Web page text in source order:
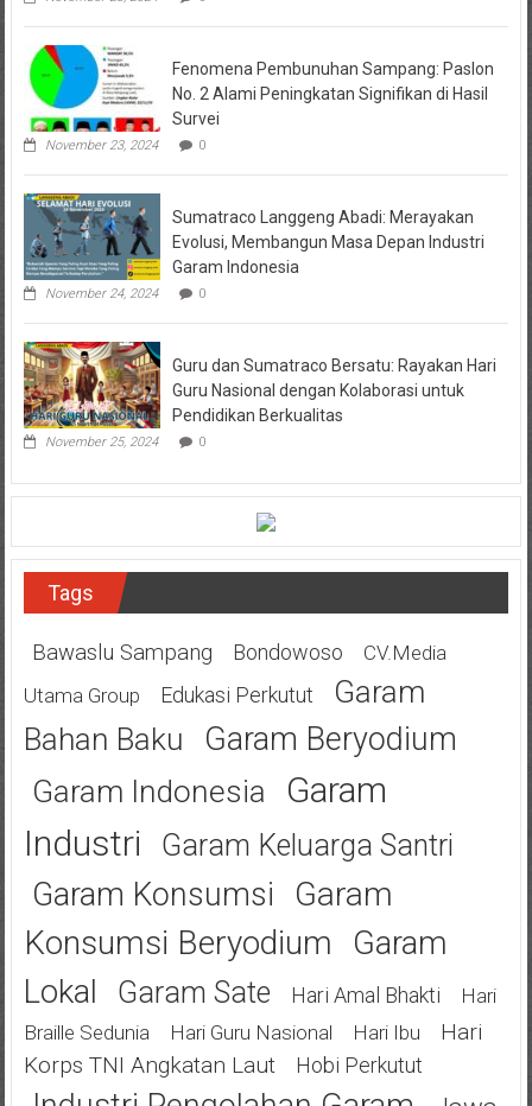
Fenomena Pembunuhan Sampang: Paslon
No. 2 Alami Peningkatan Signifikan di Hasil
Survei
November 23, 2024 0
Sumatraco Langgeng Abadi: Merayakan
Evolusi, Membangun Masa Depan Industri
Garam Indonesia
November 24, 2024 0
Guru dan Sumatraco Bersatu: Rayakan Hari
Guru Nasional dengan Kolaborasi untuk
Pendidikan Berkualitas
November 25, 2024 0
Tags
Bawaslu Sampang Bondowoso
CV.Media
Utama Group
Edukasi Perkutut
Garam
Bahan Baku
Garam Beryodium
Garam Indonesia
Garam
Industri
Garam Keluarga Santri
Garam Konsumsi
Garam
Konsumsi Beryodium
Garam
Lokal
Garam Sate Hari Amal Bhakti
Hari
Braille Sedunia
Hari Guru Nasional Hari Ibu
Hari
Korps TNI Angkatan Laut
Hobi Perkutut